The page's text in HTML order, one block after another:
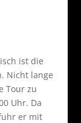
ist die
Nicht lange
Tour zu
Uhr. Da
er mit